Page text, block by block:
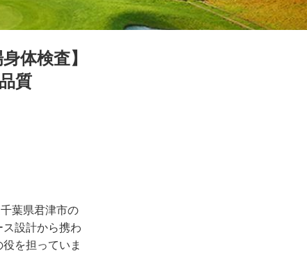
体検査】
質
葉県君津市の
ス設計から携わ
を担っていま